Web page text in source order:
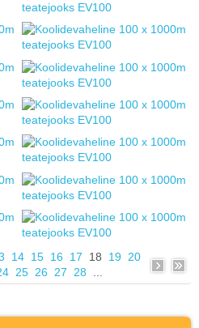
14 15 16 17 18 19
20
25 26 27 28